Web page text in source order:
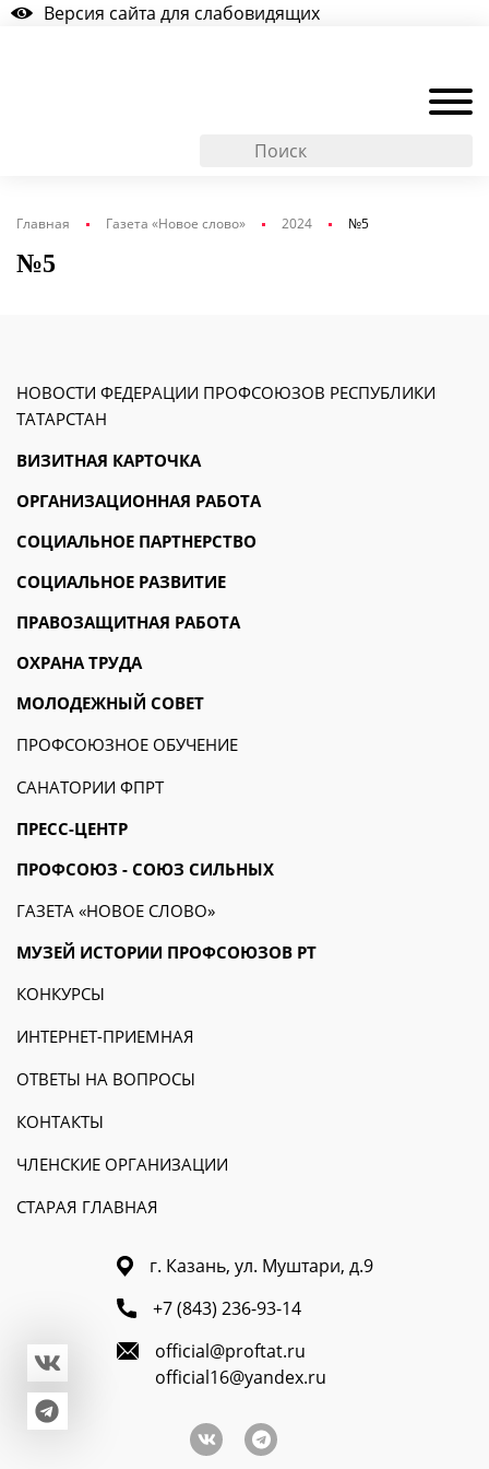
Версия сайта для слабовидящих
Главная Газета «Новое слово» 2024 №5
№5
НОВОСТИ ФЕДЕРАЦИИ ПРОФСОЮЗОВ РЕСПУБЛИКИ
ТАТАРСТАН
ВИЗИТНАЯ КАРТОЧКА
ОРГАНИЗАЦИОННАЯ РАБОТА
СОЦИАЛЬНОЕ ПАРТНЕРСТВО
СОЦИАЛЬНОЕ РАЗВИТИЕ
ПРАВОЗАЩИТНАЯ РАБОТА
ОХРАНА ТРУДА
МОЛОДЕЖНЫЙ СОВЕТ
ПРОФСОЮЗНОЕ ОБУЧЕНИЕ
САНАТОРИИ ФПРТ
ПРЕСС-ЦЕНТР
ПРОФСОЮЗ - СОЮЗ СИЛЬНЫХ
ГАЗЕТА «НОВОЕ СЛОВО»
МУЗЕЙ ИСТОРИИ ПРОФСОЮЗОВ РТ
КОНКУРСЫ
ИНТЕРНЕТ-ПРИЕМНАЯ
ОТВЕТЫ НА ВОПРОСЫ
КОНТАКТЫ
ЧЛЕНСКИЕ ОРГАНИЗАЦИИ
СТАРАЯ ГЛАВНАЯ
г. Казань, ул. Муштари, д.9
+7 (843) 236-93-14
official@proftat.ru
official16@yandex.ru